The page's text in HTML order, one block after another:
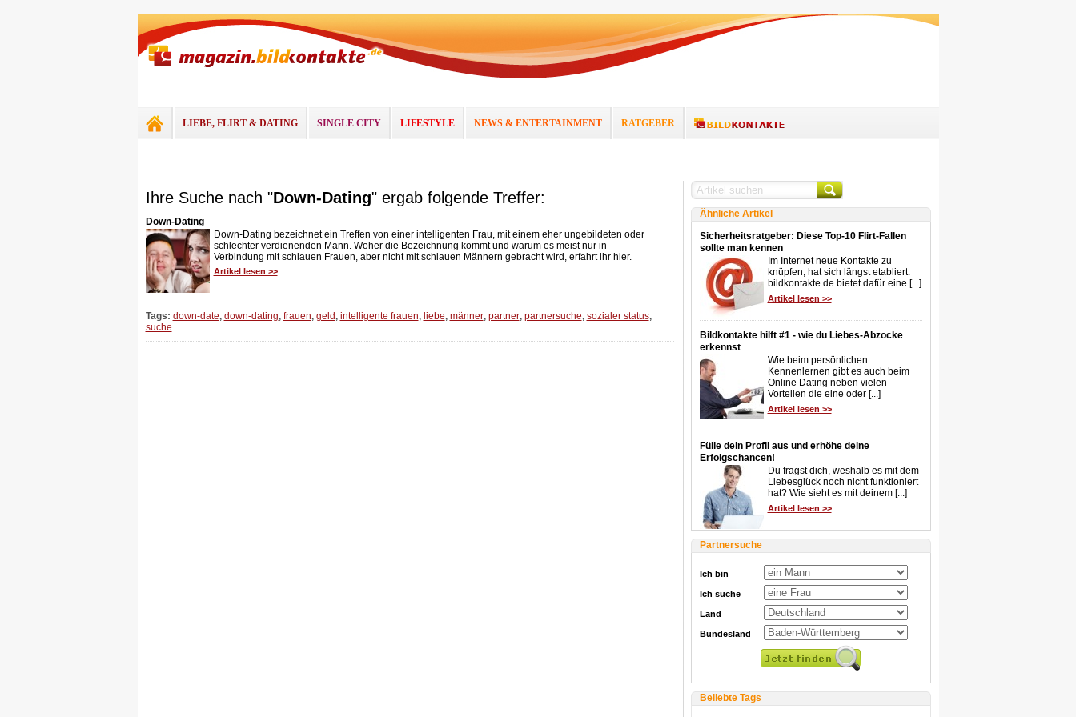
LIEBE, FLIRT & DATING SINGLE CITY LIFESTYLE NEWS & ENTERTAINMENT RATGEBER
Ihre Suche nach "Down-Dating" ergab folgende Treffer:
Down-Dating
Down-Dating bezeichnet ein Treffen von einer intelligenten Frau, mit einem eher ungebildeten oder
schlechter verdienenden Mann. Woher die Bezeichnung kommt und warum es meist nur in
Verbindung mit schlauen Frauen, aber nicht mit schlauen Männern gebracht wird, erfahrt ihr hier.
Artikel lesen >>
Tags: down-date, down-dating, frauen, geld, intelligente frauen, liebe, männer, partner, partnersuche, sozialer status,
suche
Ähnliche Artikel
Sicherheitsratgeber: Diese Top-10 Flirt-Fallen
sollte man kennen
Im Internet neue Kontakte zu
knüpfen, hat sich längst etabliert.
bildkontakte.de bietet dafür eine [...]
Artikel lesen >>
Bildkontakte hilft #1 - wie du Liebes-Abzocke
erkennst
Wie beim persönlichen
Kennenlernen gibt es auch beim
Online Dating neben vielen
Vorteilen die eine oder [...]
Artikel lesen >>
Fülle dein Profil aus und erhöhe deine
Erfolgschancen!
Du fragst dich, weshalb es mit dem
Liebesglück noch nicht funktioniert
hat? Wie sieht es mit deinem [...]
Artikel lesen >>
Partnersuche
Ich bin
Ich suche
Land
Bundesland
Beliebte Tags